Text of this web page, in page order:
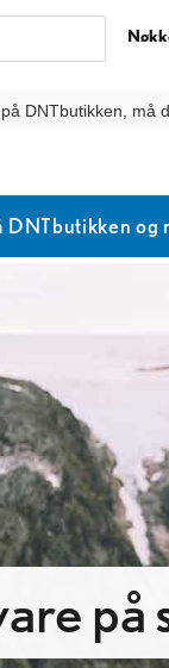
DNTbutikken, må
DNTbutikken og